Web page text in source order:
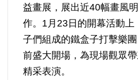
演講/發表會/論壇/研討會
國際/全球
益畫展，展出近40幅畫風
作。1月23日的開幕活動上
子們組成的鐵盒子打擊樂
前盛大開場，為現場觀眾
精采表演。